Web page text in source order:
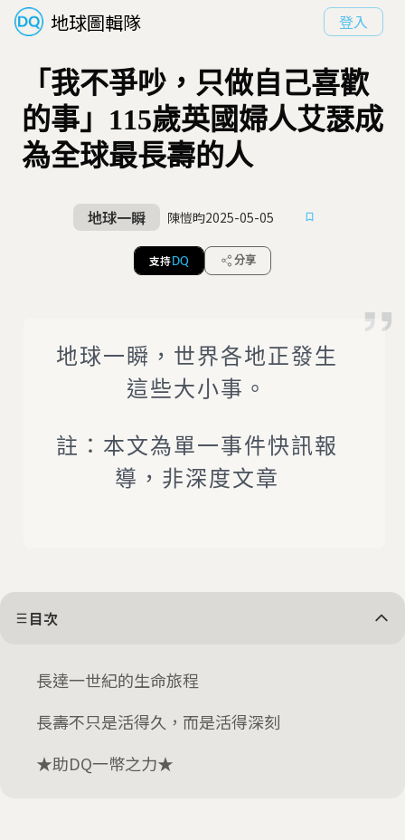
地球圖輯隊 登入
「我不爭吵，只做自己喜歡
的事」115歲英國婦人艾瑟成
為全球最長壽的人
地球一瞬 陳愷昀2025-05-05
支持 DQ 分享
地球一瞬，世界各地正發生
這些大小事。
註：本文為單一事件快訊報
導，非深度文章
目次
長達一世紀的生命旅程
長壽不只是活得久，而是活得深刻
★助DQ一幣之力★